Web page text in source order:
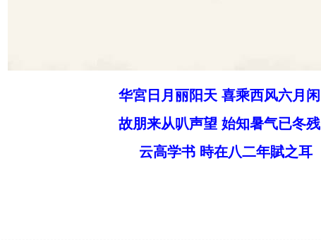
华宮日月丽阳天 喜乘西风六月闲
故朋来从叭声望 始知暑气已冬残
云高学书 時在八二年賦之耳